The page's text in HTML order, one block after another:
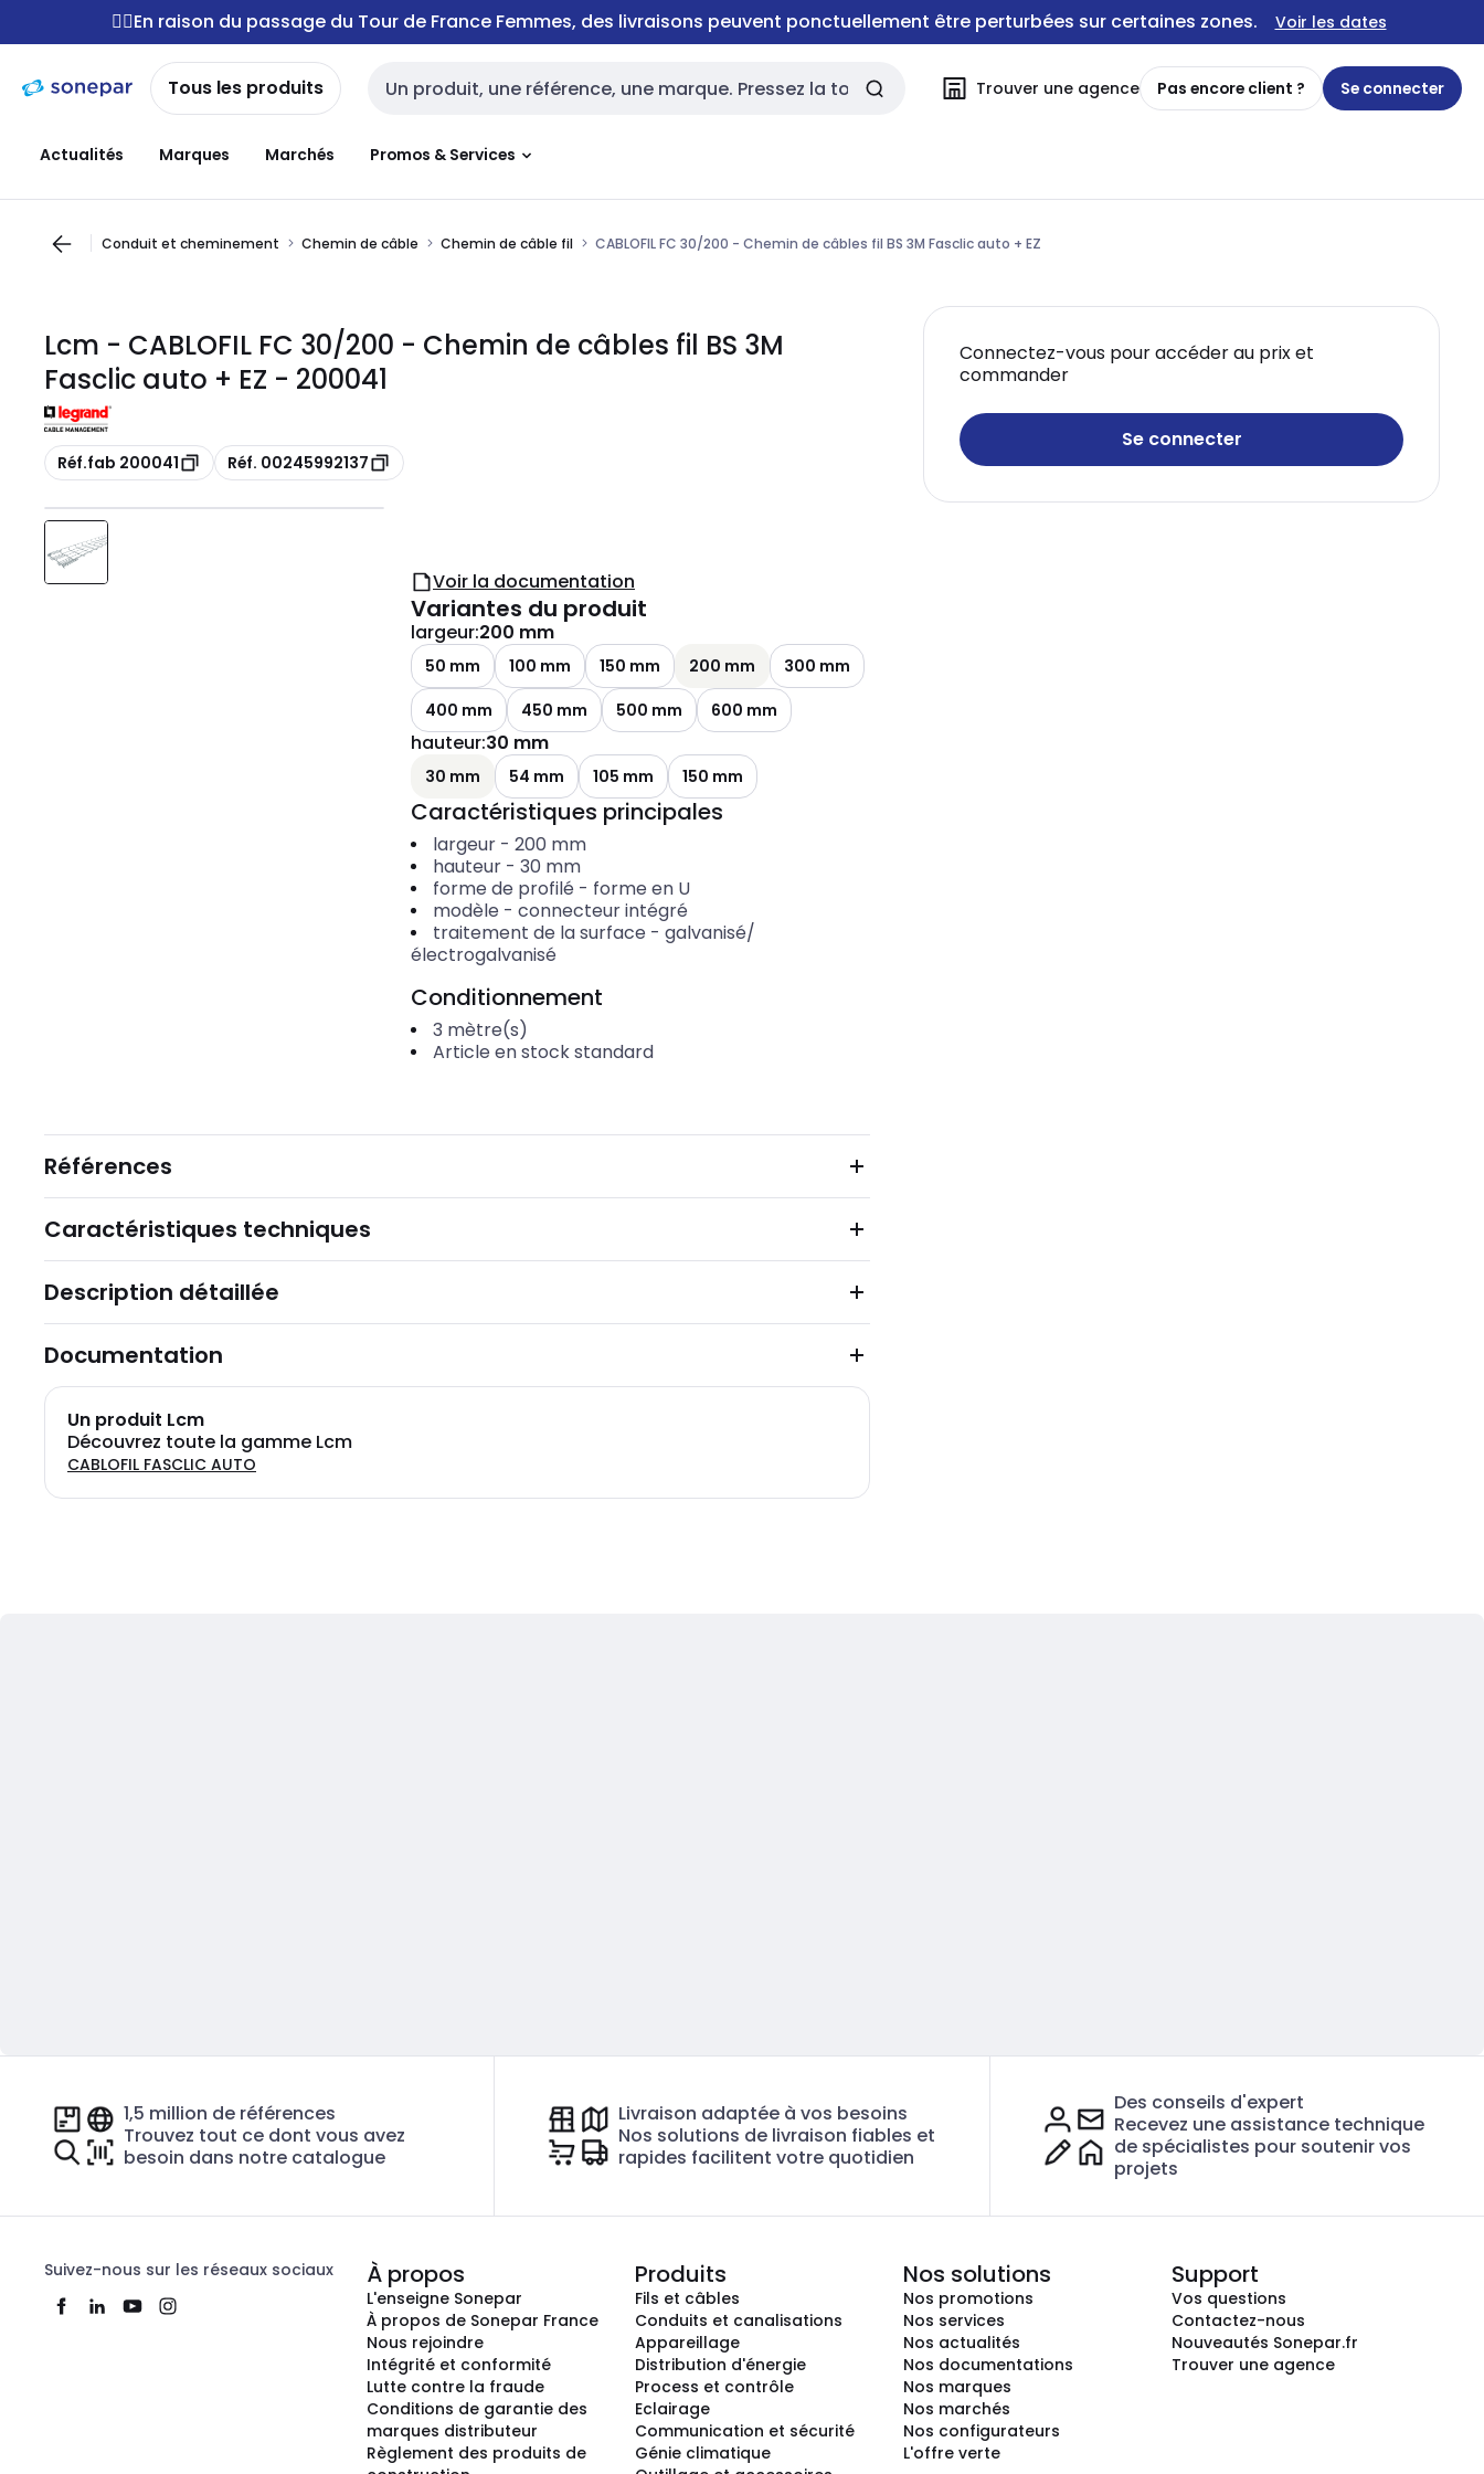
navigation
Passer
au
contenu
🚴‍♂️En raison du passage du Tour de France Femmes, des livraisons peuvent ponctuellement être perturbées sur certaines zones. Voir les dates
Tous les produits Entrée de recherche Trouver une agence Pas encore client ? Se connecter
Actualités Marques Marchés Promos & Services
Conduit et cheminement Chemin de câble Chemin de câble fil CABLOFIL FC 30/200 - Chemin de câbles fil BS 3M Fasclic auto + EZ
Lcm - CABLOFIL FC 30/200 - Chemin de câbles fil BS 3M
Fasclic auto + EZ - 200041
Copie
Réf.fab 200041 Copie
Réf. 00245992137
Connectez-vous pour accéder au prix et
commander
Se connecter
Voir la documentation
Variantes du produit
largeur:200 mm
50 mm 100 mm 150 mm 200 mm
300 mm
400 mm
450 mm 500 mm 600 mm
hauteur:30 mm
30 mm 54 mm 105 mm 150 mm
Caractéristiques principales
largeur- 200 mm
hauteur- 30 mm
forme de profilé - forme en U
modèle - connecteur intégré
traitement de la surface - galvanisé/
électrogalvanisé
Conditionnement
3 mètre(s)
Article en stock standard
Références
Caractéristiques techniques
Description détaillée
Documentation
Un produit Lcm
Découvrez toute la gamme Lcm
CABLOFIL FASCLIC AUTO
1,5 million de références
Trouvez tout ce dont vous avez
besoin dans notre catalogue
Livraison adaptée à vos besoins
Nos solutions de livraison fiables et
rapides facilitent votre quotidien
Des conseils d'expert
Recevez une assistance technique
de spécialistes pour soutenir vos
projets
Suivez-nous sur les réseaux sociaux À propos
L'enseigne Sonepar
À propos de Sonepar France
Nous rejoindre
Intégrité et conformité
Lutte contre la fraude
Conditions de garantie des
marques distributeur
Règlement des produits de
Produits
Fils et câbles
Conduits et canalisations
Appareillage
Distribution d'énergie
Process et contrôle
Eclairage
Communication et sécurité
Génie climatique
Nos solutions
Nos promotions
Nos services
Nos actualités
Nos documentations
Nos marques
Nos marchés
Nos configurateurs
L'offre verte
Support
Vos questions
Contactez-nous
Nouveautés Sonepar.fr
Trouver une agence